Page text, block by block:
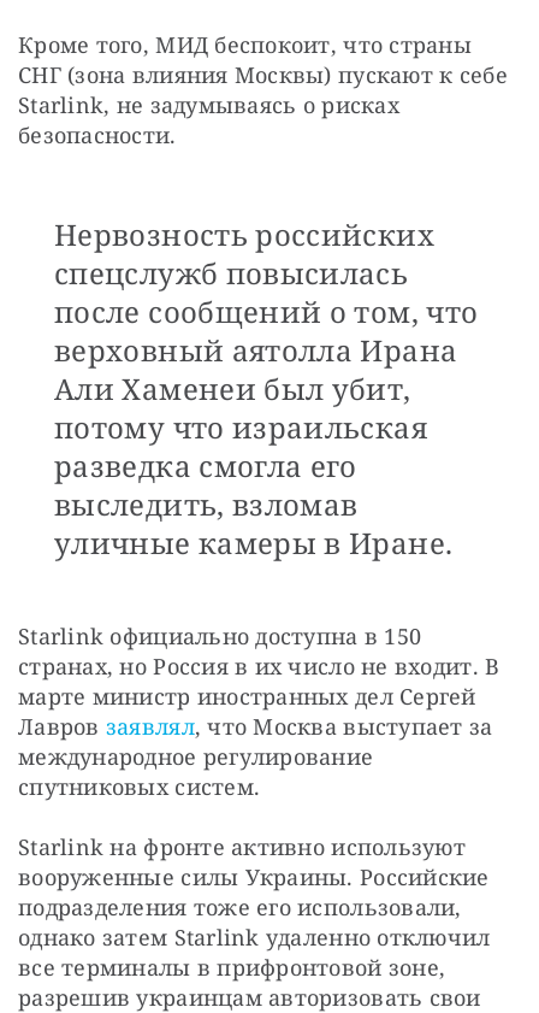
Кроме того, МИД беспокоит, что страны
СНГ (зона влияния Москвы) пускают к себе
Starlink, не задумываясь о рисках
безопасности.
Нервозность российских
спецслужб повысилась
после сообщений о том, что
верховный аятолла Ирана
Али Хаменеи был убит,
потому что израильская
разведка смогла его
выследить, взломав
уличные камеры в Иране.
Starlink официально доступна в 150
странах, но Россия в их число не входит. В
марте министр иностранных дел Сергей
Лавров заявлял, что Москва выступает за
международное регулирование
спутниковых систем.
Starlink на фронте активно используют
вооруженные силы Украины. Российские
подразделения тоже его использовали,
однако затем Starlink удаленно отключил
все терминалы в прифронтовой зоне,
разрешив украинцам авторизовать свои